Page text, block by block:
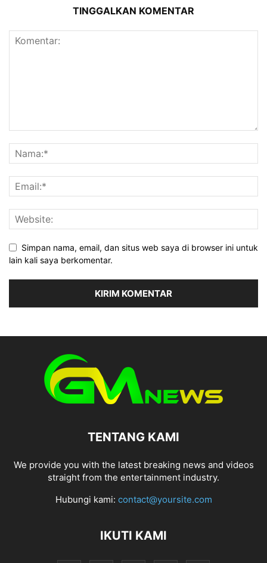
TINGGALKAN KOMENTAR
Simpan nama, email, dan situs web saya di browser ini untuk
lain kali saya berkomentar.
TENTANG KAMI
We provide you with the latest breaking news and videos
straight from the entertainment industry.
Hubungi kami: contact@yoursite.com
IKUTI KAMI